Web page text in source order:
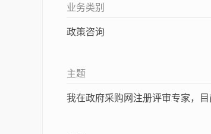
业务类别
政策咨询
主题
我在政府采购网注册评审专家，